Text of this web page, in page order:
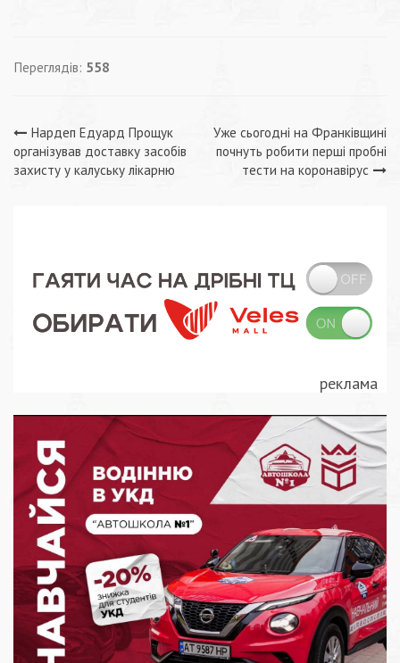
Переглядів: 558
Навігація
записів
Нардеп Едуард Прощук
організував доставку засобів
захисту у калуську лікарню
Уже сьогодні на Франківщині
почнуть робити перші пробні
тести на коронавірус